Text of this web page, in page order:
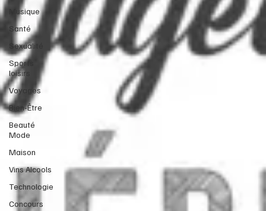
Musique
Santé
Sexualité
Sports
loisirs
Voyages
Bien-Être
Beauté
Mode
Maison
Vins Alcools
Technologie
Concours